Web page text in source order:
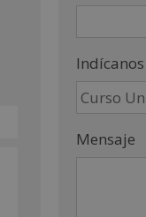
Mensaje